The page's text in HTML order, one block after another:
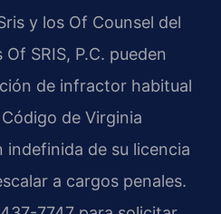
y los Of Counsel del
SRIS, P.C. pueden
de infractor habitual
de Virginia
indefinida de su licencia
a cargos penales.